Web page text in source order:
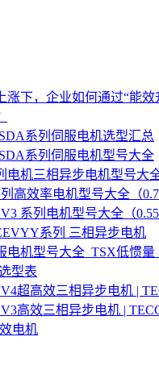
涨下，企业如何通过“能效
系列伺服电机选型汇总
系列伺服电机型号大全
电机三相异步电机型号大
高效率电机型号大全（
系列电机型号大全（
系列 三相异步电机
电机型号大全_TSX低惯量
型表
超高效三相异步电机 |
高效三相异步电机 |
电机